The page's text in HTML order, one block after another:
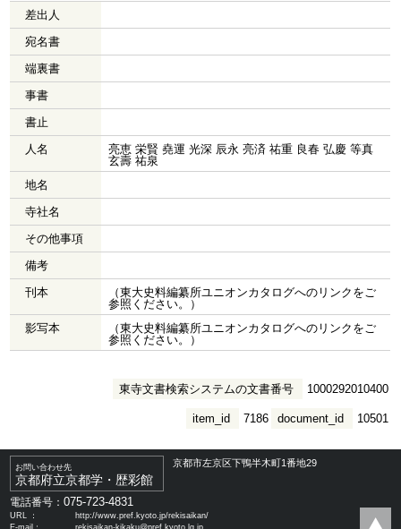
差出人
宛名書
端裏書
事書
書止
人名
亮恵 栄賢 堯運 光深 辰永 亮済 祐重 良春 弘慶 等真
玄壽 祐泉
地名
寺社名
その他事項
備考
刊本
（東大史料編纂所ユニオンカタログへのリンクをご
参照ください。）
影写本
（東大史料編纂所ユニオンカタログへのリンクをご
参照ください。）
東寺文書検索システムの文書番号 1000292010400
document_id 10501
item_id 7186
お問い合わせ先
京都府立京都学・歴彩館
京都市左京区下鴨半木町1番地29
電話番号：075-723-4831
URL ：
http://www.pref.kyoto.jp/rekisaikan/
E-mail：
rekisaikan-kikaku@pref.kyoto.lg.jp